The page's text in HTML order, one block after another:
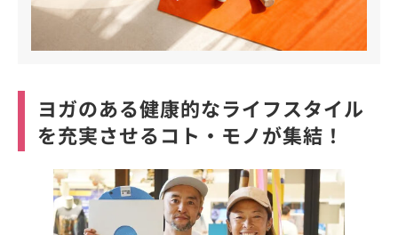
ヨガのある健康的なライフスタイル
を充実させるコト・モノが集結！